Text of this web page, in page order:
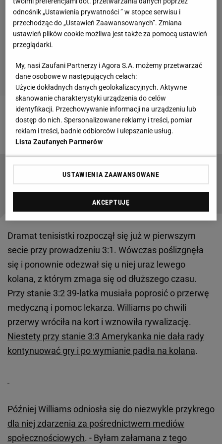
Zobacz wideo "Iga Świątek uczy się od Mattek-
Sands. W przyszłości mogą wygrać jakiegoś szlema"
Iga Świątek dopiero się rozpędza. Tak
skomentowała wygraną w II rundzie Wimbledonu
Dramat tenisistki rozpoczął się już w pierwszym
secie przy prowadzeniu 3:1. Wówczas poślizgnęła
się i ponownie odezwał się u niej uraz lewego
kolana, z którym zmaga się od dłuższego czasu.
Przy stanie 3:2 39-latka musiała poprosić o przerwę
medyczną i pomoc lekarza. Williams po chwili
przerwy wróciła na kort i wznowiła rywalizację.
Niestety przy stanie 3:3 Amerykanka nie dała rady
kontynuować gry i po wymianie padła na kolana.
Później Williams odniosła się do niezwykle przykrego
dla niej zdarzenia za pośrednictwem mediów
społecznościowych. - Byłam załamana z tego
odnośnik „Ustawienia prywatności ” w stopce serwisu i
przechodząc do „Ustawień Zaawansowanych”. Zmiana
ustawień plików cookie możliwa jest także za pomocą ustawień
przeglądarki.
My, nasi Zaufani Partnerzy i Agora S.A. możemy przetwarzać
dane osobowe w następujących celach:
Użycie dokładnych danych geolokalizacyjnych. Aktywne
skanowanie charakterystyki urządzenia do celów
identyfikacji. Przechowywanie informacji na urządzeniu lub
dostęp do nich. Spersonalizowane reklamy i treści, pomiar
reklam i treści, badnie odbiorców i ulepszanie usług.
Lista Zaufanych Partnerów
USTAWIENIA ZAAWANSOWANE
AKCEPTUJĘ